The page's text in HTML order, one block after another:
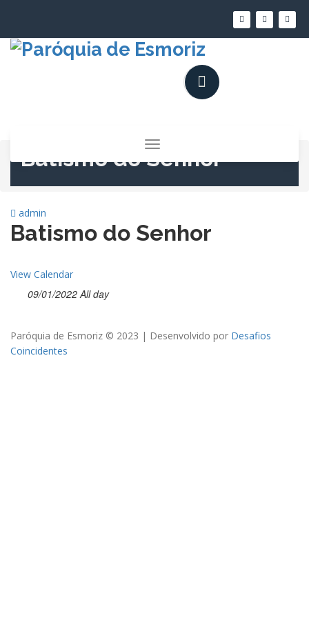
conteúdo
Alternar
a
Batismo do Senhor
admin
Batismo do Senhor
View Calendar
09/01/2022 All day
Paróquia de Esmoriz © 2023 | Desenvolvido por Desafios
Coincidentes